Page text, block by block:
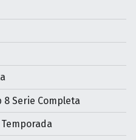
8 Serie Completa